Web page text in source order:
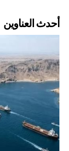
أحدث العناوين